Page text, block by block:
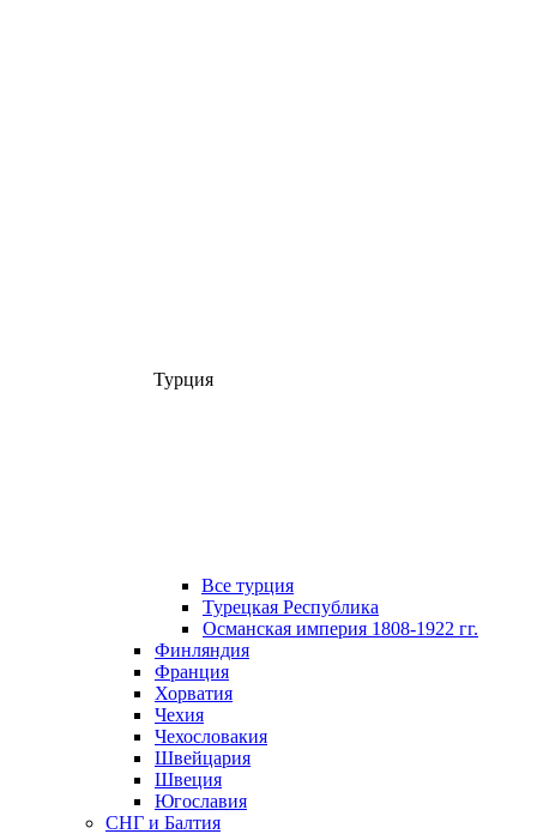
Турция
Все турция
Турецкая Республика
Османская империя 1808-1922 гг.
Финляндия
Франция
Хорватия
Чехия
Чехословакия
Швейцария
Швеция
Югославия
СНГ и Балтия